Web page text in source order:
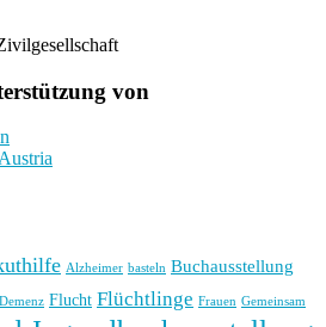
von
Alzheimer basteln Buchausstellung
Demenz Flucht Flüchtlinge Frauen Gemeinsam